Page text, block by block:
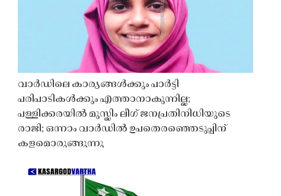
വാർഡിലെ കാര്യങ്ങൾക്കും പാർട്ടി
പരിപാടികൾക്കും എത്താനാകുന്നില്ല;
പള്ളിക്കരയിൽ മുസ്ലിം ലീഗ് ജനപ്രതിനിധിയുടെ
രാജി; ഒന്നാം വാർഡിൽ ഉപതെരഞ്ഞെടുപ്പിന്
കളമൊരുങ്ങുന്നു